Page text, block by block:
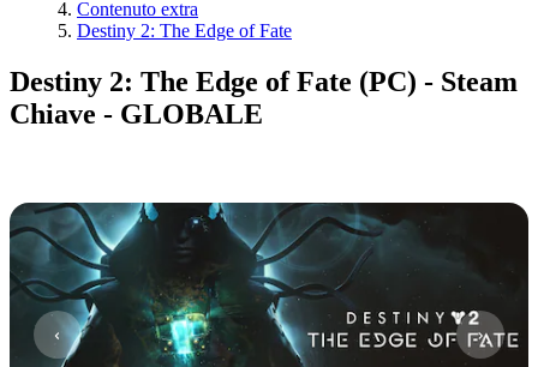
Contenuto extra
Destiny 2: The Edge of Fate
Destiny 2: The Edge of Fate (PC) - Steam
Chiave - GLOBALE